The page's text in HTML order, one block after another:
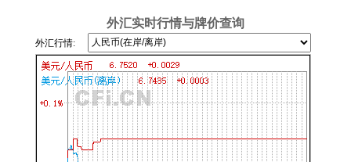
外汇实时行情与牌价查询
外汇行情: